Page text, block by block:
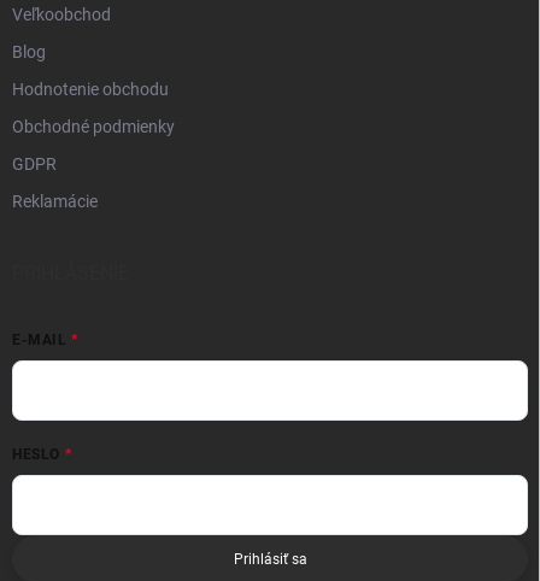
Veľkoobchod
Blog
Hodnotenie obchodu
Obchodné podmienky
GDPR
Reklamácie
E-MAIL
HESLO
Prihlásiť sa